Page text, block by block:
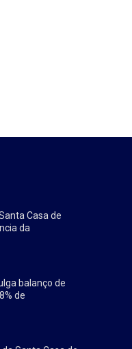
Casa de
da
balanço de
de